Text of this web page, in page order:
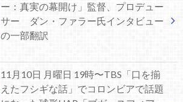
ー：真実の幕開け」監督、プロデュー
サー ダン・ファラー氏インタビュー
の一部翻訳
11月10日 月曜日 19時〜TBS「口を揃
えたフシギな話」でコロンビアで話題